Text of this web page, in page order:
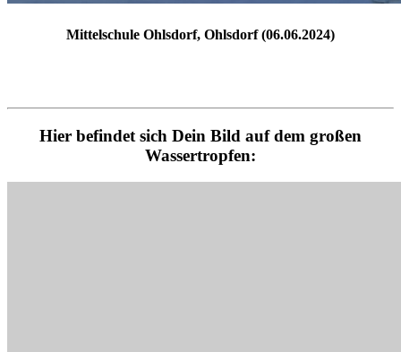
Mittelschule Ohlsdorf, Ohlsdorf (06.06.2024)
Hier befindet sich Dein Bild auf dem großen
Wassertropfen: